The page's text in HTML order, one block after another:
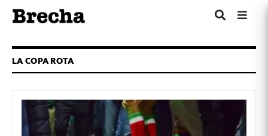
LA COPA ROTA